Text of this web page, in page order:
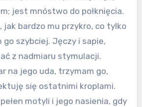
jest mnóstwo do połknięcia.
jak bardzo mu przykro, co tylko
go szybciej. Jęczy i sapie,
z nadmiaru stymulacji.
na jego uda, trzymam go,
się ostatnimi kroplami.
motyli i jego nasienia, gdy